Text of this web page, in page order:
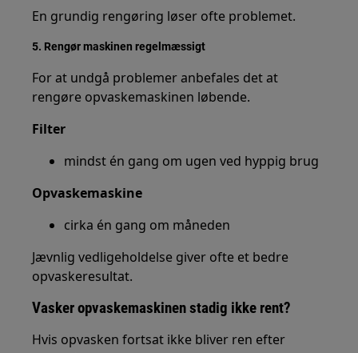
En grundig rengøring løser ofte problemet.
5. Rengør maskinen regelmæssigt
For at undgå problemer anbefales det at
rengøre opvaskemaskinen løbende.
Filter
mindst én gang om ugen ved hyppig brug
Opvaskemaskine
cirka én gang om måneden
Jævnlig vedligeholdelse giver ofte et bedre
opvaskeresultat.
Vasker opvaskemaskinen stadig ikke rent?
Hvis opvasken fortsat ikke bliver ren efter